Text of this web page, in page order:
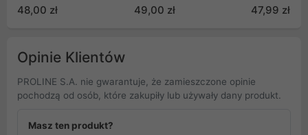
48,00 zł 49,00 zł 47,99 zł
Opinie Klientów
PROLINE S.A. nie gwarantuje, że zamieszczone opinie
pochodzą od osób, które zakupiły lub używały dany produkt.
Masz ten produkt?